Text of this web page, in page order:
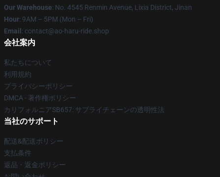
Our Warehouse: No. 4545 Renmin Avenue, Lixia District, Jinan
Hour: 9AM – 5PM (Mon – Fri)
Email : contact@ao-haru-ride.shop
会社案内
私たちについて
利用規約
プライバシーポリシー
DMCA - 著作権ポリシー
カリフォルニアSB657: サプライチェーンの透明性法
当社のサポート
配送&配送ポリシー
支払条件
返品・返金ポリシー